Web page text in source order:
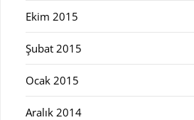
Ekim 2015
Şubat 2015
Ocak 2015
Aralık 2014